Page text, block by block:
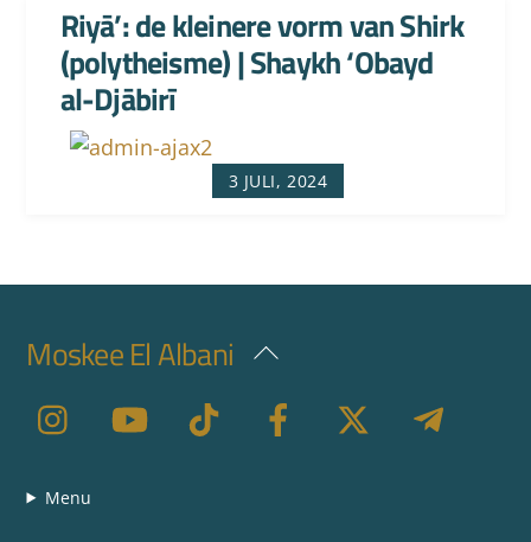
3 JULI, 2024
Riyā’: de kleinere vorm van Shirk
(polytheisme) | Shaykh ‘Obayd
al-Djābirī
Back
Top
Moskee El Albani
Menu